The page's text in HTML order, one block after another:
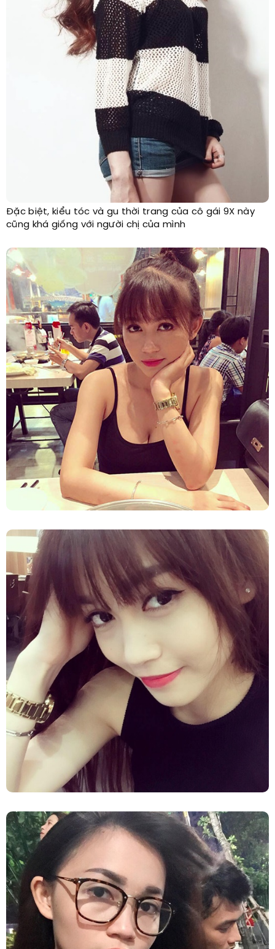
Đặc biệt, kiểu tóc và gu thời trang của cô gái 9X này
cũng khá giống với người chị của mình